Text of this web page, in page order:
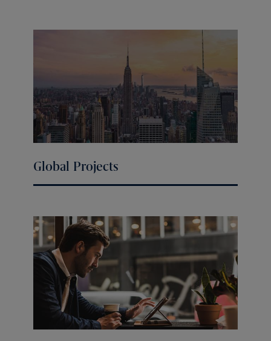
Global Projects